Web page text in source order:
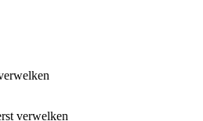
verwelken